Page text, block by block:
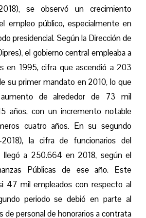
se observó un crecimiento
empleo público, especialmente en
presidencial. Según la Dirección de
el gobierno central empleaba a
en 1995, cifra que ascendió a 203
su primer mandato en 2010, lo que
de alrededor de 73 mil
años, con un incremento notable
cuatro años. En su segundo
2018), la cifra de funcionarios del
llegó a 250.664 en 2018, según el
Públicas de ese año. Este
47 mil empleados con respecto al
periodo se debió en parte al
de personal de honorarios a contrata